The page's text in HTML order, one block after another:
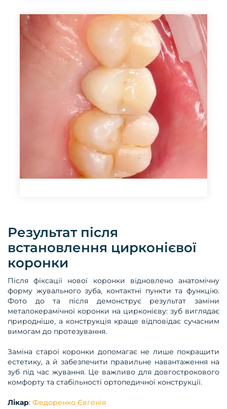
Результат після
встановлення цирконієвої
коронки
Після фіксації нової коронки відновлено анатомічну
форму жувального зуба, контактні пункти та функцію.
Фото до та після демонструє результат заміни
металокерамічної коронки на цирконієву: зуб виглядає
природніше, а конструкція краще відповідає сучасним
вимогам до протезування.
Заміна старої коронки допомагає не лише покращити
естетику, а й забезпечити правильне навантаження на
зуб під час жування. Це важливо для довгострокового
комфорту та стабільності ортопедичної конструкції.
Лікар: Федоренко Євгенія